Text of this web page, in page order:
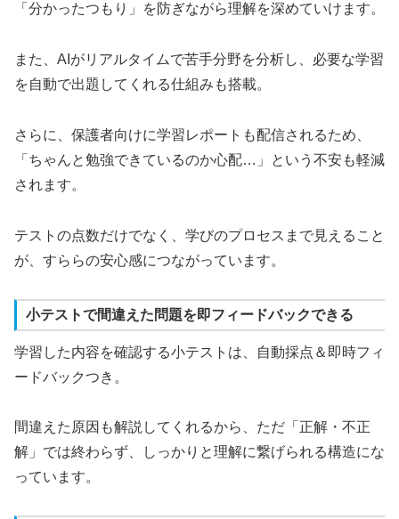
「分かったつもり」を防ぎながら理解を深めていけます。
また、AIがリアルタイムで苦手分野を分析し、必要な学習
を自動で出題してくれる仕組みも搭載。
さらに、保護者向けに学習レポートも配信されるため、
「ちゃんと勉強できているのか心配…」という不安も軽減
されます。
テストの点数だけでなく、学びのプロセスまで見えること
が、すららの安心感につながっています。
小テストで間違えた問題を即フィードバックできる
学習した内容を確認する小テストは、自動採点＆即時フィ
ードバックつき。
間違えた原因も解説してくれるから、ただ「正解・不正
解」では終わらず、しっかりと理解に繋げられる構造にな
っています。